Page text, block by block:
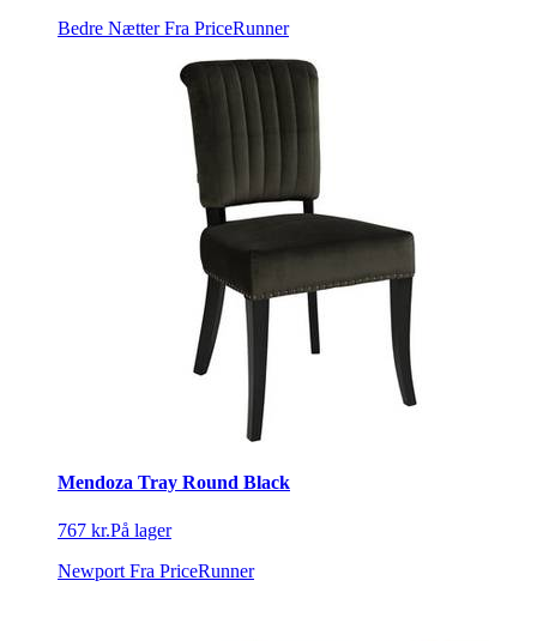
Bedre Nætter Fra PriceRunner
Mendoza Tray Round Black
767 kr.På lager
Newport Fra PriceRunner